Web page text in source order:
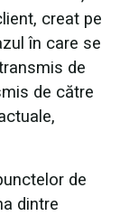
creat pe
în care se
de
de către
de
dintre